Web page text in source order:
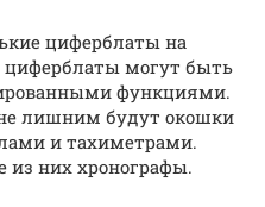
циферблаты на
могут быть
функциями.
лишним будут окошки
и тахиметрами.
них хронографы.